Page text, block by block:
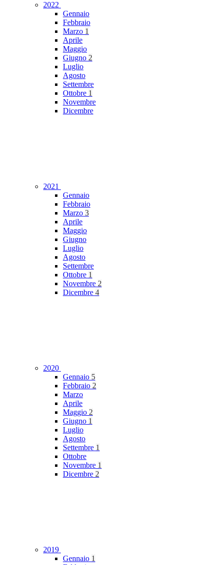
2022
Gennaio
Febbraio
Marzo 1
Aprile
Maggio
Giugno 2
Luglio
Agosto
Settembre
Ottobre 1
Novembre
Dicembre
2021
Gennaio
Febbraio
Marzo 3
Aprile
Maggio
Giugno
Luglio
Agosto
Settembre
Ottobre 1
Novembre 2
Dicembre 4
2020
Gennaio 5
Febbraio 2
Marzo
Aprile
Maggio 2
Giugno 1
Luglio
Agosto
Settembre 1
Ottobre
Novembre 1
Dicembre 2
2019
Gennaio 1